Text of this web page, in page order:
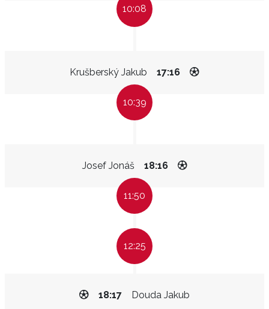
10:08
Krušberský Jakub 17:16
10:39
Josef Jonáš 18:16
11:50
12:25
Douda Jakub
18:17